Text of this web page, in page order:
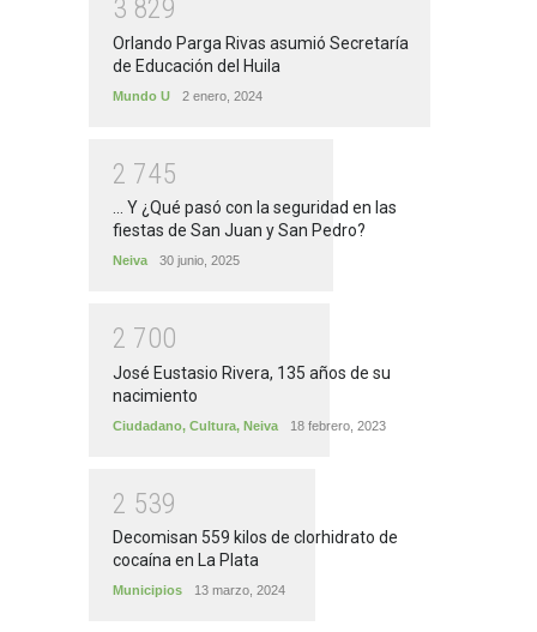
3 829
Orlando Parga Rivas asumió Secretaría
de Educación del Huila
Mundo U 2 enero, 2024
2 745
... Y ¿Qué pasó con la seguridad en las
fiestas de San Juan y San Pedro?
Neiva 30 junio, 2025
2 700
José Eustasio Rivera, 135 años de su
nacimiento
Ciudadano, Cultura, Neiva 18 febrero, 2023
2 539
Decomisan 559 kilos de clorhidrato de
cocaína en La Plata
Municipios 13 marzo, 2024